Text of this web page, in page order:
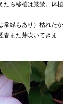
たら移植は厳禁。鉢植
常緑もあり）枯れたか
春また芽吹いてきま